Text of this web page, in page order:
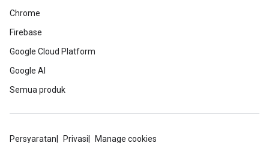
Chrome
Firebase
Google Cloud Platform
Google AI
Semua produk
Persyaratan Privasi Manage cookies